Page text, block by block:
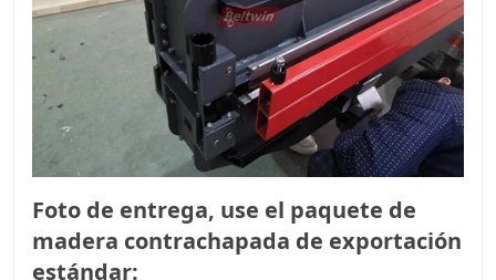
Foto de entrega, use el paquete de
madera contrachapada de exportación
estándar: